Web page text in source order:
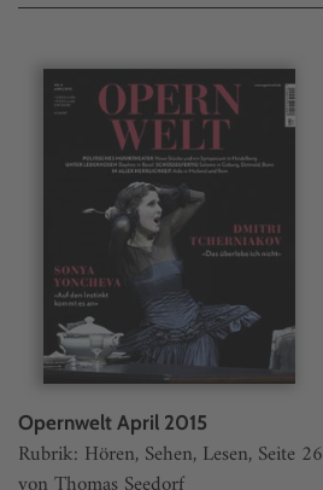
Opernwelt April 2015
Rubrik: Hören, Sehen, Lesen, Seite 26